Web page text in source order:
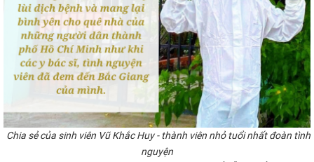
Chia sẻ của sinh viên Vũ Khắc Huy - thành viên nhỏ tuổi nhất đoàn tình
nguyện